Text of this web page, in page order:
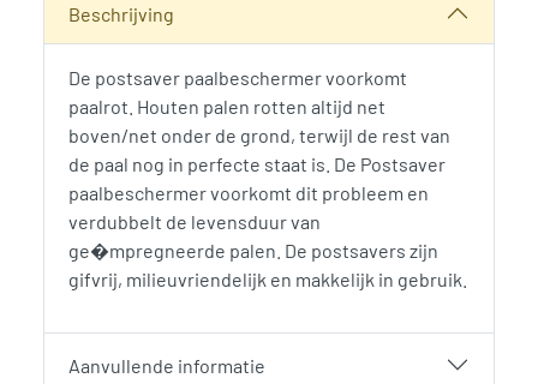
Beschrijving
De postsaver paalbeschermer voorkomt
paalrot. Houten palen rotten altijd net
boven/net onder de grond, terwijl de rest van
de paal nog in perfecte staat is. De Postsaver
paalbeschermer voorkomt dit probleem en
verdubbelt de levensduur van
ge�mpregneerde palen. De postsavers zijn
gifvrij, milieuvriendelijk en makkelijk in gebruik.
Aanvullende informatie